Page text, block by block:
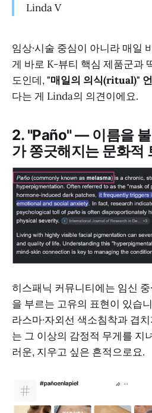
Linda V
임상·시술 중심이 아니라 매일
게 바로 K-뷰티 핵심 제품군과
도인데,"매일의 의식(ritual)"
다는 게 Linda의 의견이에요.
2. "Paño" — 이름을 불
가 쫑긋해지는 문화적
히스패닉 커뮤니티에는 임신
을 부르는 고유의 표현이 있습
라스마·자외선 색소침착과 겹
는 그 이상의 감정적 무게를 지
러운, 지우고 싶은 흔적으로요.